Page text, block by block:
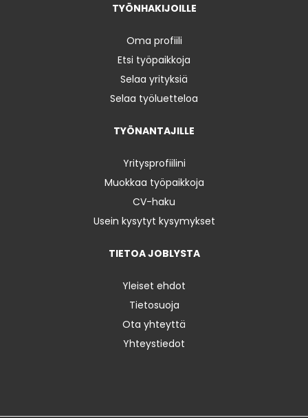
TYÖNHAKIJOILLE
Oma profiili
Etsi työpaikkoja
Selaa yrityksiä
Selaa työluetteloa
TYÖNANTAJILLE
Yritysprofiilini
Muokkaa työpaikkoja
CV-haku
Usein kysytyt kysymykset
TIETOA JOBLYSTA
Yleiset ehdot
Tietosuoja
Ota yhteyttä
Yhteystiedot